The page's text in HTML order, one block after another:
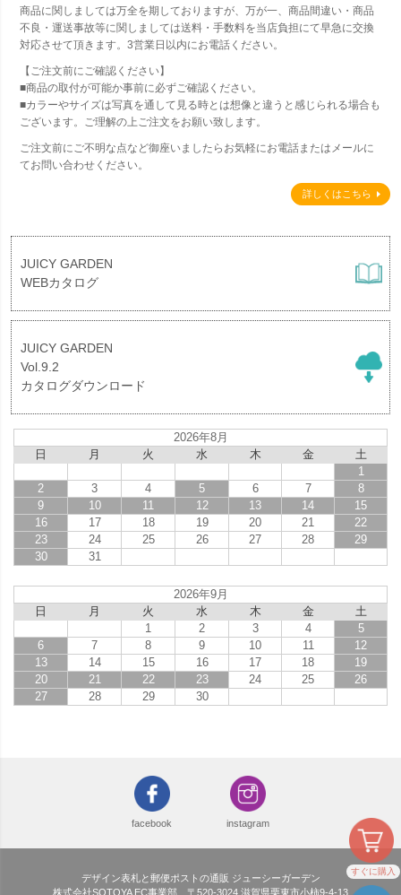
すぐに購入
商品に関しましては万全を期しておりますが、万が一、商品間違い・商品
不良・運送事故等に関しましては送料・手数料を当店負担にて早急に交換
対応させて頂きます。3営業日以内にお電話ください。
【ご注文前にご確認ください】
■商品の取付が可能か事前に必ずご確認ください。
■カラーやサイズは写真を通して見る時とは想像と違うと感じられる場合も
ございます。ご理解の上ご注文をお願い致します。
ご注文前にご不明な点など御座いましたらお気軽にお電話またはメールに
てお問い合わせください。
詳しくはこちら
JUICY GARDEN
WEBカタログ
JUICY GARDEN
Vol.9.2
カタログダウンロード
2026年8月
日
月 火 水 木 金
土
1
2
3 4 5 6 7
8
9
10 11 12 13 14
15
16
17 18 19 20 21
22
23
24 25 26 27 28
29
30
31
2026年9月
日
月 火 水 木 金
土
1
2 3 4
5
6
7 8 9 10 11
12
13
14 15 16 17 18
19
20
21 22 23 24 25
26
27
28 29 30
facebook instagram
デザイン表札と郵便ポストの通販 ジューシーガーデン
株式会社SOTOYA EC事業部 〒520-3024 滋賀県栗東市小柿9-4-13